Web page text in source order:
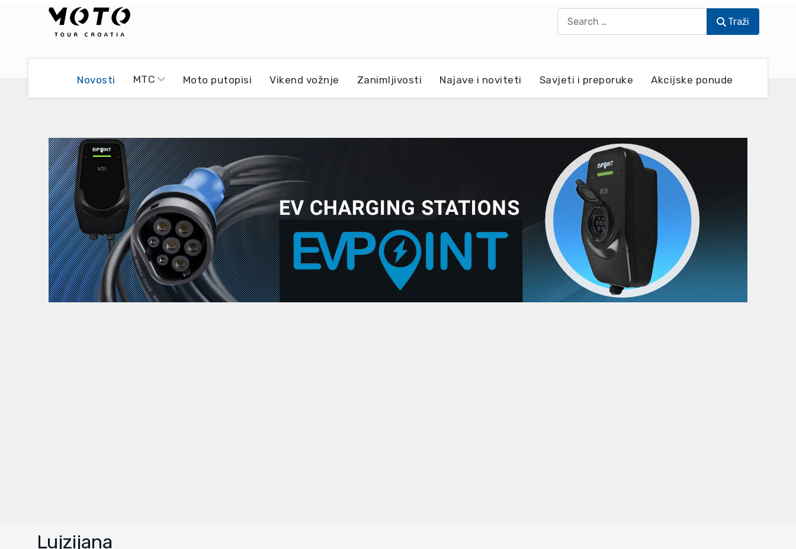
Traži
Novosti MTC Moto putopisi Vikend vožnje Zanimljivosti Najave i noviteti Savjeti i preporuke Akcijske ponude
Lujzijana
Moto servisi
Impressum
Damir Pritišanac - Prile
Dario Dinter - Moto TOZ
Igor Kreč - UmPaDrum
Igor Kukec Brmbi
Slaven Gajdek
MTC - Moto Tour Croatia
Moto putopisi
Vikend vožnje
Zanimljivost